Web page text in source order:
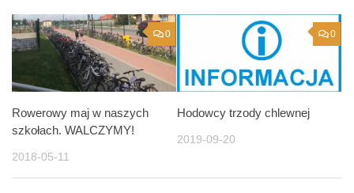
0
Rowerowy maj w naszych
szkołach. WALCZYMY!
2018-05-11
0
Hodowcy trzody chlewnej
2019-09-20